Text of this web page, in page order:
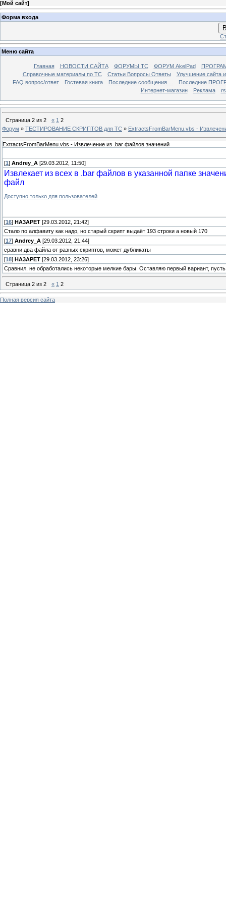
[Мой сайт]
Форма входа
Меню сайта
Главная НОВОСТИ САЙТА ФОРУМЫ TC ФОРУМ AkelPad
Справочные материалы по TС
Статьи Вопросы Ответы
Улучшение сайта
FAQ вопрос/ответ
Гостевая книга Последние сообщения ...
Последние
Интернет-магазин
Реклама
Страница 2 из 2 « 1 2
Форум » ТЕСТИРОВАНИЕ СКРИПТОВ для TC » ExtractsFromBarMenu.vbs -
ExtractsFromBarMenu.vbs - Извлечение из .bar файлов значений
[1 ] Andrey_A [29.03.2012, 11:50]
Извлекает из всех в .bar файлов в указанной папке
файл
Доступно только для пользователей
[16] HA3APET [29.03.2012, 21:42]
Стало по алфавиту как надо, но старый скрипт выдаёт 193 строки а новый 170
[17] Andrey_A [29.03.2012, 21:44]
сравни два файла от разных скриптов, может дубликаты
[18] HA3APET [29.03.2012, 23:26]
Сравнил, не обработались некоторые мелкие бары. Оставляю первый вариант,
Страница 2 из 2 « 1 2
Полная версия сайта